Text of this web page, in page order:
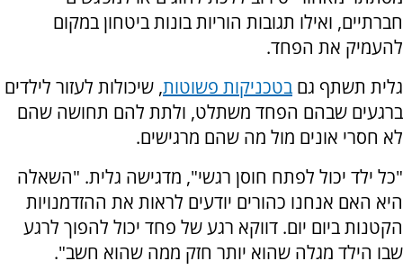
חברתיים, ואילו תגובות הוריות בונות ביטחון במקום
להעמיק את הפחד.
גלית תשתף גם בטכניקות פשוטות, שיכולות לעזור לילדים
ברגעים שבהם הפחד משתלט, ולתת להם תחושה שהם
לא חסרי אונים מול מה שהם מרגישים.
"כל ילד יכול לפתח חוסן רגשי", מדגישה גלית. "השאלה
היא האם אנחנו כהורים יודעים לראות את ההזדמנויות
הקטנות ביום יום. דווקא רגע של פחד יכול להפוך לרגע
שבו הילד מגלה שהוא יותר חזק ממה שהוא חשב".